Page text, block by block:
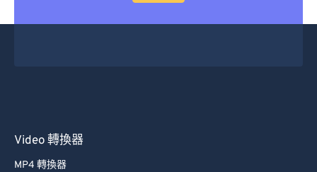
Video 轉換器
MP4 轉換器